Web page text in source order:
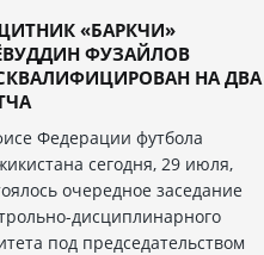
«БАРКЧИ»
ФУЗАЙЛОВ
НА ДВА
Федерации футбола
сегодня, 29 июля,
очередное заседание
дисциплинарного
под председательством